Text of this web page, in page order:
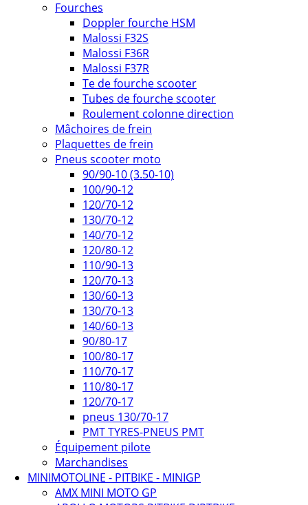
Fourches
Doppler fourche HSM
Malossi F32S
Malossi F36R
Malossi F37R
Te de fourche scooter
Tubes de fourche scooter
Roulement colonne direction
Mâchoires de frein
Plaquettes de frein
Pneus scooter moto
90/90-10 (3.50-10)
100/90-12
120/70-12
130/70-12
140/70-12
120/80-12
110/90-13
120/70-13
130/60-13
130/70-13
140/60-13
90/80-17
100/80-17
110/70-17
110/80-17
120/70-17
pneus 130/70-17
PMT TYRES-PNEUS PMT
Équipement pilote
Marchandises
MINIMOTOLINE - PITBIKE - MINIGP
AMX MINI MOTO GP